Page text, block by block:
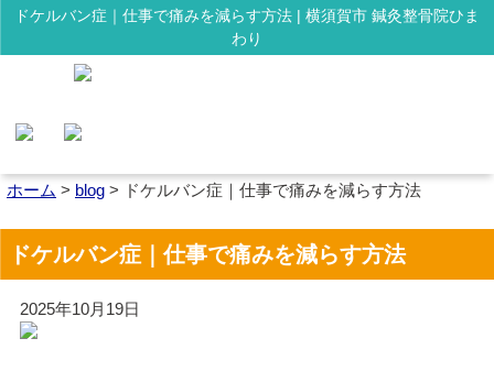
ドケルバン症｜仕事で痛みを減らす方法 | 横須賀市 鍼灸整骨院ひま
わり
ホーム > blog > ドケルバン症｜仕事で痛みを減らす方法
ドケルバン症｜仕事で痛みを減らす方法
2025年10月19日